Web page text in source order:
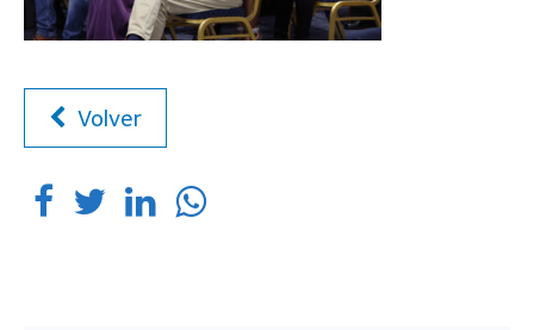
Volver